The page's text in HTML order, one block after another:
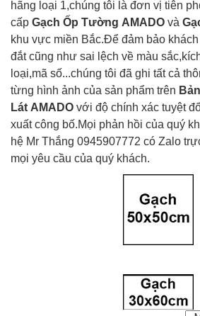
hãng loại 1,chúng tôi là đơn vị tiên
cấp Gạch Ốp Tường AMADO và
khu vực miền Bắc.Để đảm bảo
đắt cũng như sai lệch về màu
loại,mã số...chúng tôi đã ghi tất cả
từng hình ảnh của sản phẩm trên
Lát AMADO với độ chính xác tuyệt
xuất công bố.Mọi phản hồi của quý
hệ Mr Thắng 0945907772 có Zalo
mọi yêu cầu của quý khách.